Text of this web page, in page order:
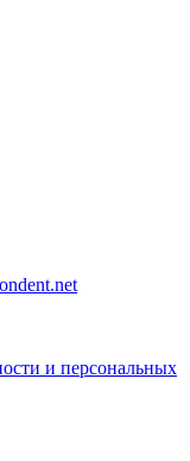
и персональных